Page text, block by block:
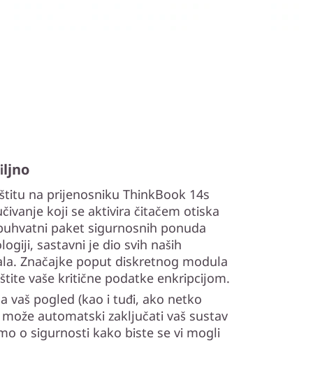
na prijenosniku ThinkBook 14s
koji se aktivira čitačem otiska
paket sigurnosnih ponuda
sastavni je dio svih naših
Značajke poput diskretnog modula
vaše kritične podatke enkripcijom.
vaš pogled (kao i tuđi, ako netko
automatski zaključati vaš sustav
o sigurnosti kako biste se vi mogli